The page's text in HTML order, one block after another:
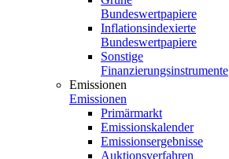
Bundeswertpapiere
Inflationsindexierte
Bundeswertpapiere
Sonstige
Finanzierungsinstrumente
Emissionen
Emissionen
Primärmarkt
Emissionskalender
Emissionsergebnisse
Auktionsverfahren